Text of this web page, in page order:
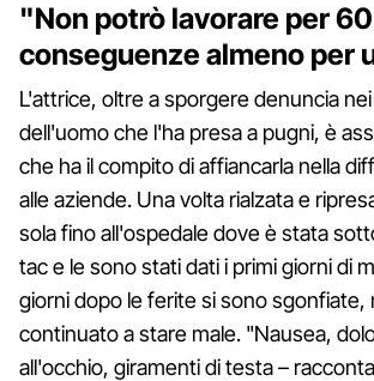
"Non potrò lavorare per
conseguenze almeno per
L'attrice, oltre a sporgere denuncia
dell'uomo che l'ha presa a pugni, è
che ha il compito di affiancarla nella
alle aziende. Una volta rialzata e
sola fino all'ospedale dove è stata
tac e le sono stati dati i primi giorni di
giorni dopo le ferite si sono sgonfiate,
continuato a stare male. "Nausea,
all'occhio, giramenti di testa –